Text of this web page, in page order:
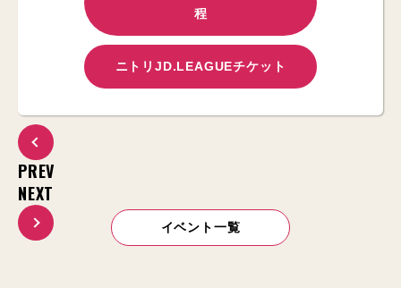
程
ニトリJD.LEAGUEチケット
PREV
イベント一覧
NEXT